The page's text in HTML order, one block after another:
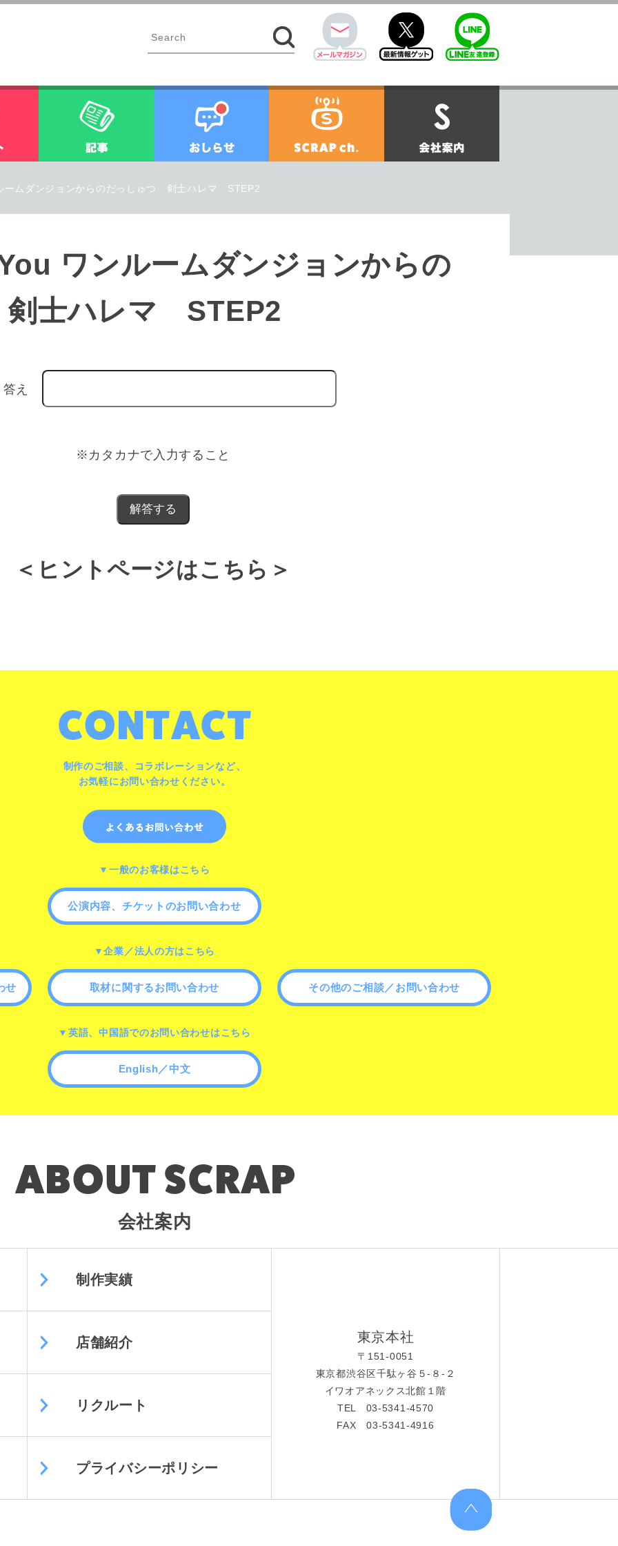
twitter
イベント 記事 お知らせ 会社案内
ームダンジョンからのだっしゅつ 剣士ハレマ STEP2
ワンルームダンジョンからの
士ハレマ STEP2
え
※カタカナで入力すること
＜ヒントページはこちら＞
制作のご相談、コラボレーションなど、
お気軽にお問い合わせください。
▼一般のお客様はこちら
公演内容、チケットのお問い合わせ
▼企業／法人の方はこちら
せ 取材に関するお問い合わせ その他のご相談／お問い合わせ
▼英語、中国語でのお問い合わせはこちら
English／中文
会社案内
制作実績
店舗紹介
リクルート
プライバシーポリシー
東京本社
〒151-0051
東京都渋谷区千駄ヶ谷５-８-２
イワオアネックス北館１階
TEL 03-5341-4570
FAX 03-5341-4916